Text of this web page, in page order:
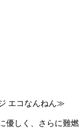
エコなんねん≫
優しく、さらに難燃